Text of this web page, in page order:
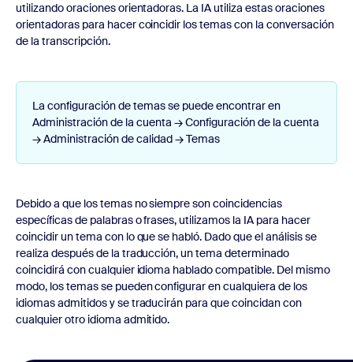
utilizando oraciones orientadoras. La IA utiliza estas oraciones
orientadoras para hacer coincidir los temas con la conversación
de la transcripción.
La configuración de temas se puede encontrar en
Administración de la cuenta → Configuración de la cuenta
→ Administración de calidad → Temas
Debido a que los temas no siempre son coincidencias
específicas de palabras o frases, utilizamos la IA para hacer
coincidir un tema con lo que se habló. Dado que el análisis se
realiza después de la traducción, un tema determinado
coincidirá con cualquier idioma hablado compatible. Del mismo
modo, los temas se pueden configurar en cualquiera de los
idiomas admitidos y se traducirán para que coincidan con
cualquier otro idioma admitido.